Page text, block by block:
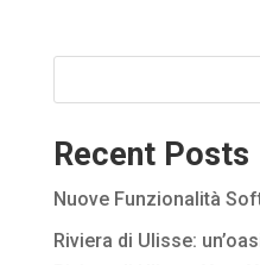
Recent Posts
Nuove Funzionalità
Riviera di Ulisse: